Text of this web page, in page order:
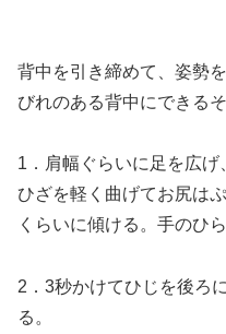
背中を引き締めて、姿勢
びれのある背中にできるそ
1．肩幅ぐらいに足を広げ
ひざを軽く曲げてお尻は
くらいに傾ける。手のひ
2．3秒かけてひじを後ろ
る。